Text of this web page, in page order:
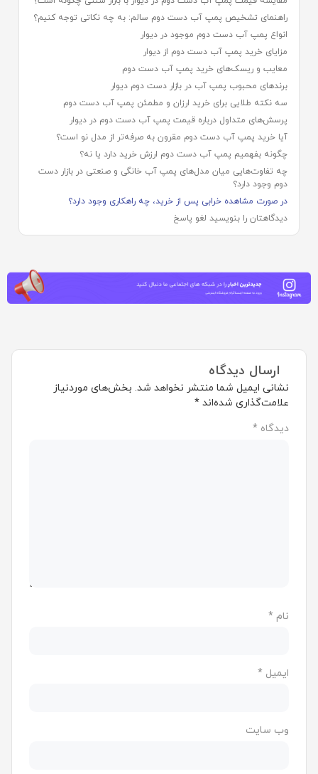
راهنمای تشخیص پمپ آب دست دوم سالم: به چه نکاتی توجه کنیم؟
انواع پمپ آب دست دوم موجود در دیوار
مزایای خرید پمپ آب دست دوم از دیوار
معایب و ریسک‌های خرید پمپ آب دست دوم
برندهای محبوب پمپ آب در بازار دست دوم دیوار
سه نکته طلایی برای خرید ارزان و مطمئن پمپ آب دست دوم
پرسش‌های متداول درباره قیمت پمپ آب دست دوم در دیوار
آیا خرید پمپ آب دست دوم مقرون به صرفه‌تر از مدل نو است؟
چگونه بفهمیم پمپ آب دست دوم ارزش خرید دارد یا نه؟
چه تفاوت‌هایی میان مدل‌های پمپ آب خانگی و صنعتی در بازار دست
دوم وجود دارد؟
در صورت مشاهده خرابی پس از خرید، چه راهکاری وجود دارد؟
دیدگاهتان را بنویسید لغو پاسخ
ارسال دیدگاه
نشانی ایمیل شما منتشر نخواهد شد. بخش‌های موردنیاز
علامت‌گذاری شده‌اند *
دیدگاه *
نام *
ایمیل *
وب‌ سایت